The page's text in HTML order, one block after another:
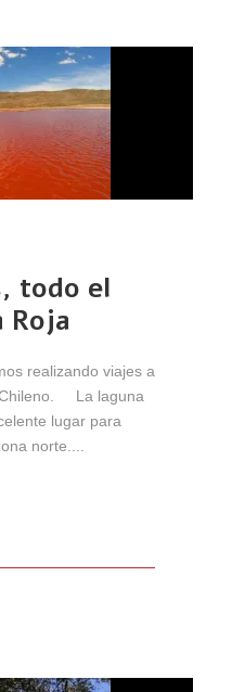
todo el
Roja
realizando viajes a
Chileno. La laguna
lugar para
norte....